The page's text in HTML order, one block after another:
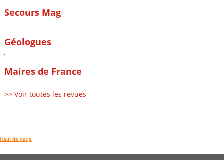
Secours Mag
Géologues
Maires de France
>> Voir toutes les revues
Haut de page